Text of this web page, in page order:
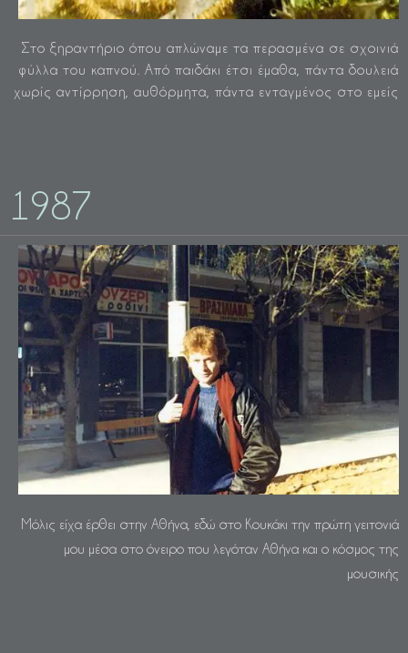
Στο ξηραντήριο όπου απλώναμε τα περασμένα σε σχοινιά
φύλλα του καπνού. Από παιδάκι έτσι έμαθα, πάντα δουλειά
χωρίς αντίρρηση, αυθόρμητα, πάντα ενταγμένος στο εμείς
1987
Μόλις είχα έρθει στην Αθήνα, εδώ στο Κουκάκι την πρώτη γειτονιά
μου μέσα στο όνειρο που λεγόταν Αθήνα και ο κόσμος της
μουσικής